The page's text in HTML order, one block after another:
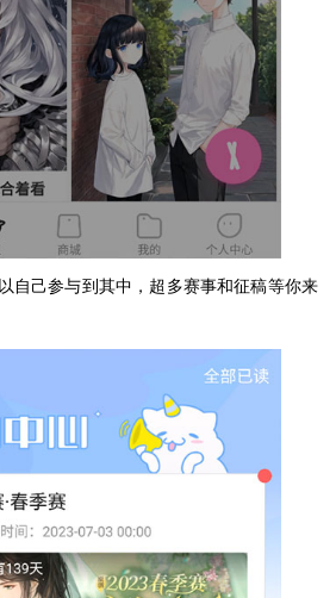
自己参与到其中，超多赛事和征稿等你来